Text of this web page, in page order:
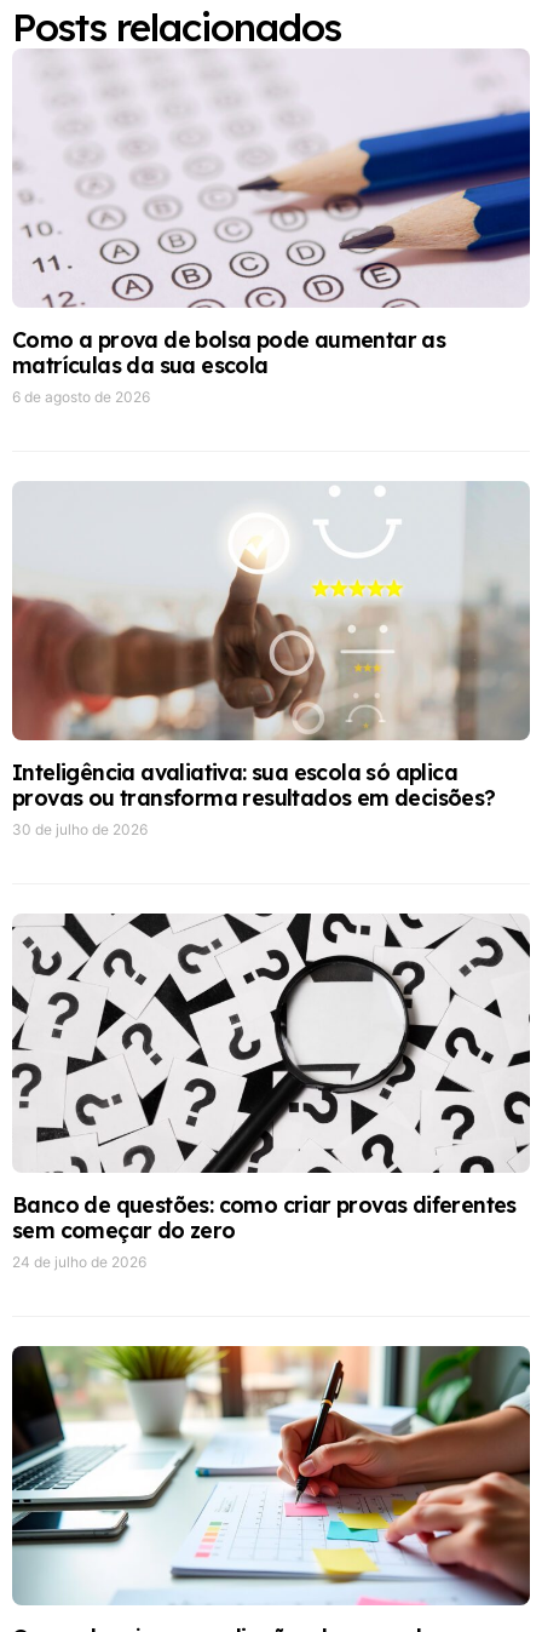
Posts relacionados
Como a prova de bolsa pode aumentar as
matrículas da sua escola
6 de agosto de 2026
Inteligência avaliativa: sua escola só aplica
provas ou transforma resultados em decisões?
30 de julho de 2026
Banco de questões: como criar provas diferentes
sem começar do zero
24 de julho de 2026